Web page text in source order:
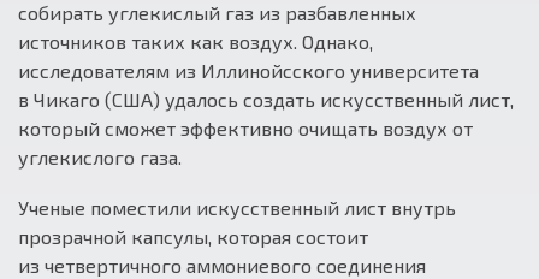
собирать углекислый газ из разбавленных
источников таких как воздух. Однако,
исследователям из Иллинойсского университета
в Чикаго (США) удалось создать искусственный лист,
который сможет эффективно очищать воздух от
углекислого газа.
Ученые поместили искусственный лист внутрь
прозрачной капсулы, которая состоит
из четвертичного аммониевого соединения